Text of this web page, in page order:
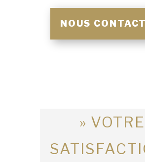
NOUS
» VOTRE